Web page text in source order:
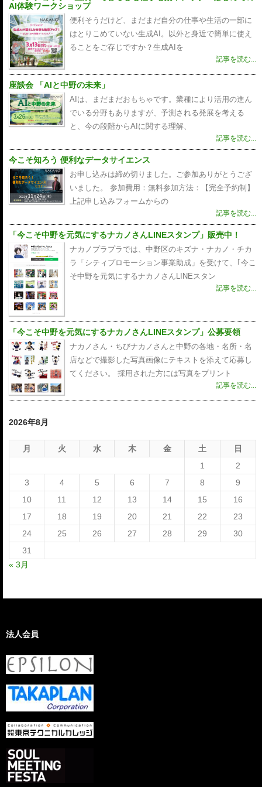
AI体験ワークショップ
便利そうだけど、まだまだ自分の仕事や生活の一部に
はとりこめていない生成AI。以外と身近で簡単に使え
ることをご存じですか？生成AIを
記事を読む...
座談会 「AIと中野の未来」
AIは、まだまだおもちゃです。業種により活用の進ん
でいる分野もありますが、予測される発展を考える
と、今の段階からAIに関する理解、
記事を読む...
今こそ知ろう 便利なデータサイエンス
お申し込みは締め切りました。ご参加ありがとうござ
いました。 参加費用：無料参加方法：【完全予約制】
上記申し込みフォームからの
記事を読む...
「今こそ中野を元気にするナカノさんLINEスタンプ」販売中！
ナカノプラプラでは、中野区のキズナ・ナカノ・チカ
ラ「シティプロモーション事業助成」を受けて、｢今こ
そ中野を元気にするナカノさんLINEスタン
記事を読む...
「今こそ中野を元気にするナカノさんLINEスタンプ」公募要領
ナカノさん・ちびナカノさんと中野の各地・名所・名
店などで撮影した写真画像にテキストを添えて応募し
てください。 採用された方には写真をプリント
記事を読む...
2026年8月
月 火 水 木 金 土
日
1
2
3
4 5 6 7 8
9
10
11 12 13 14 15
16
17
18 19 20 21 22
23
24
25 26 27 28 29
30
31
« 3月
法人会員